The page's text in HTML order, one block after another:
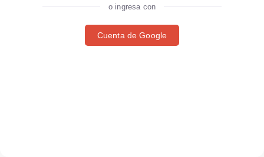
o ingresa con
Cuenta de Google